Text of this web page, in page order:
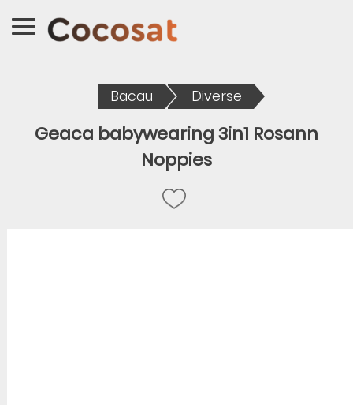
Bacau Diverse
Geaca babywearing 3in1 Rosann
Noppies